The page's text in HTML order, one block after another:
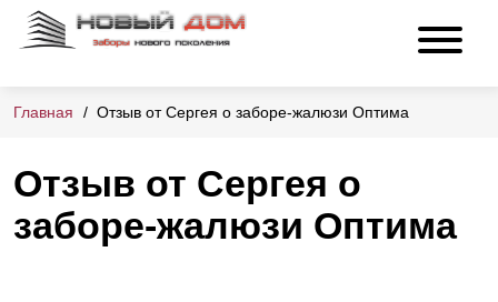
Главная Отзыв от Сергея о заборе-жалюзи Оптима
Отзыв от Сергея о
заборе-жалюзи Оптима